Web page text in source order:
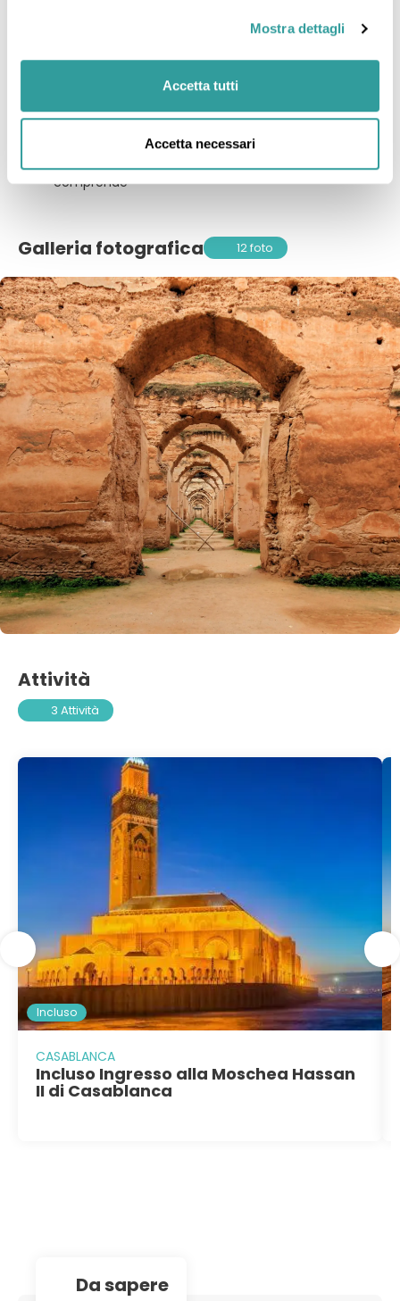
Mostra dettagli
Accetta tutti
Accetta necessari
Assistenza del corrispondente locale
Tutto quanto non indicato ne ‘la quota
comprende’
Galleria fotografica 12 foto
Attività
3 Attività
Incluso
CASABLANCA
Incluso Ingresso alla Moschea Hassan
II di Casablanca
da sapere